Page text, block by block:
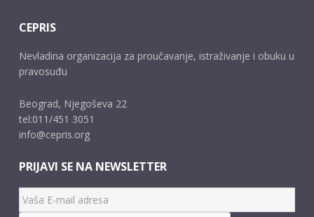
CEPRIS
Nevladina organizacija za proučavanje, istraživanje i obuku u
pravosuđu
Beograd, Njegoševa 22
tel:011/451 3051
info@cepris.org
PRIJAVI SE NA NEWSLETTER